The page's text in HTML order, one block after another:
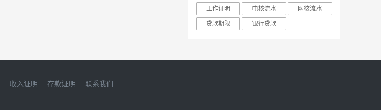
工作证明
电核流水
网核流水
贷款期限
银行贷款
收入证明 存款证明 联系我们